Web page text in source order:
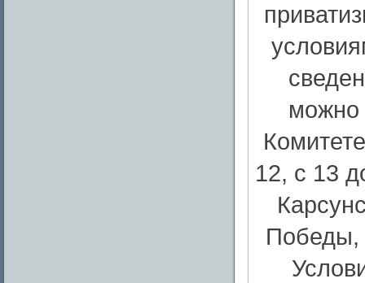
можно
12, с 13
Победы,